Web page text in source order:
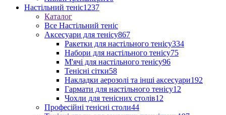
Настільний теніс1237
Каталог
Все Настільний теніс
Аксесуари для тенісу867
Ракетки для настільного тенісу334
Набори для настільного тенісу75
М'ячі для настільного тенісу96
Тенісні сітки58
Накладки аерозолі та інші аксесуари192
Гармати для настільного тенісу12
Чохли для тенісних столів12
Професійні тенісні столи44